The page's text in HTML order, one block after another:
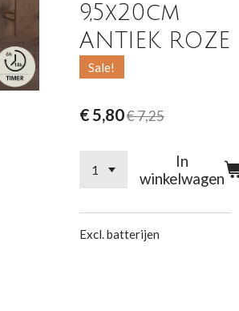
9,5x20cm
ANTIEK ROZE
Sale!
€ 5,80€ 7,25
In
winkelwagen
Excl. batterijen